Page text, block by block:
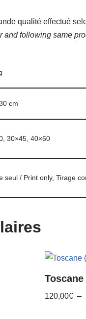
qualité effectué
and following same
cm
30×45, 40×60
seul / Print only, Tirage
Toscane
120,00€ –